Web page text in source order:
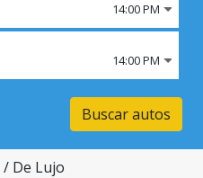
14:00 PM
14:00 PM
Buscar autos
/ De Lujo